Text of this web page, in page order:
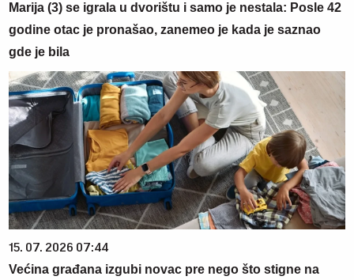
Marija (3) se igrala u dvorištu i samo je nestala: Posle 42
godine otac je pronašao, zanemeo je kada je saznao
gde je bila
15. 07. 2026 07:44
Većina građana izgubi novac pre nego što stigne na